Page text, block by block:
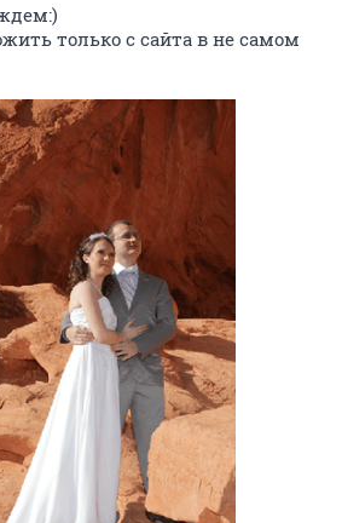
только с сайта в не самом